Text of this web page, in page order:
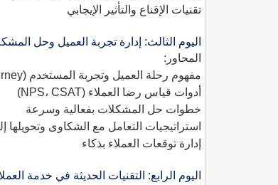
تقنيات الإقناع والتأثير الإيجابي
اليوم الثالث: إدارة تجربة العميل وحل
المحاور:
مفهوم رحلة العميل وتجربة المستخدم (Customer Journey)
أدوات قياس رضا العملاء (NPS، CSAT)
خطوات حل المشكلات بفعالية وسرعة
استراتيجيات التعامل مع الشكاوى
إدارة توقعات العملاء بذكاء
اليوم الرابع: التقنيات الحديثة في خدمة